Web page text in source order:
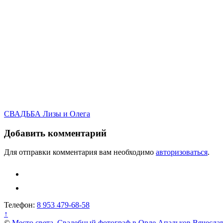
Навигация
по
записям
СВАДЬБА Лизы и Олега
Добавить комментарий
Для отправки комментария вам необходимо авторизоваться.
Телефон: 8 953 479-68-58
↑